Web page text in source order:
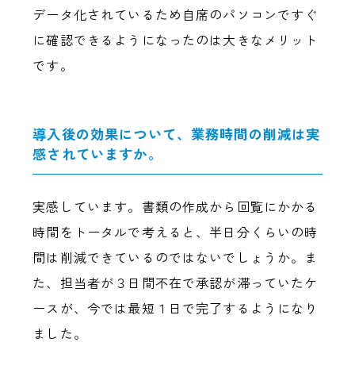
データ化されているため自席のパソコンですぐ
に確認できるようになったのは大きなメリット
です。
導入後の効果について、業務時間の削減は実
感されていますか。
実感しています。書類の作成から回覧にかかる
時間をトータルで考えると、半日分くらいの時
間は削減できているのではないでしょうか。ま
た、担当者が３日間不在で承認が滞っていたケ
ースが、今では最短１日で完了するようになり
ました。